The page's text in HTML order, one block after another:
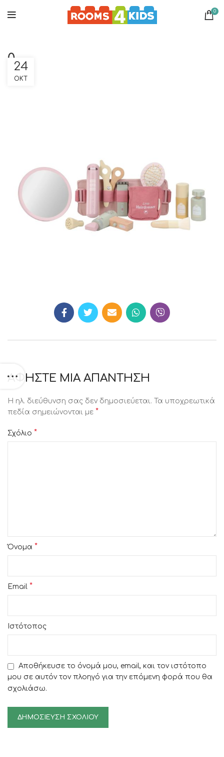
0
024
ΟΚΤ
ΑΦΉΣΤΕ ΜΙΑ ΑΠΆΝΤΗΣΗ
Η ηλ. διεύθυνση σας δεν δημοσιεύεται.
Τα υποχρεωτικά
πεδία σημειώνονται με *
Σχόλιο *
Όνομα *
Email *
Ιστότοπος
Αποθήκευσε το όνομά μου, email, και τον ιστότοπο
μου σε αυτόν τον πλοηγό για την επόμενη φορά που θα
σχολιάσω.